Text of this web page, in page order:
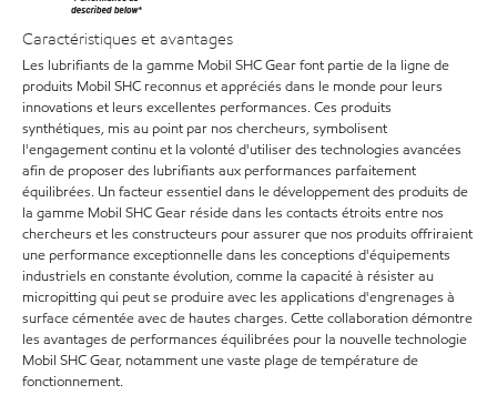
Caractéristiques et avantages
Les lubrifiants de la gamme Mobil SHC Gear font partie de la ligne de
produits Mobil SHC reconnus et appréciés dans le monde pour leurs
innovations et leurs excellentes performances. Ces produits
synthétiques, mis au point par nos chercheurs, symbolisent
l'engagement continu et la volonté d'utiliser des technologies avancées
afin de proposer des lubrifiants aux performances parfaitement
équilibrées. Un facteur essentiel dans le développement des produits de
la gamme Mobil SHC Gear réside dans les contacts étroits entre nos
chercheurs et les constructeurs pour assurer que nos produits offriraient
une performance exceptionnelle dans les conceptions d'équipements
industriels en constante évolution, comme la capacité à résister au
micropitting qui peut se produire avec les applications d'engrenages à
surface cémentée avec de hautes charges. Cette collaboration démontre
les avantages de performances équilibrées pour la nouvelle technologie
Mobil SHC Gear, notamment une vaste plage de température de
fonctionnement.